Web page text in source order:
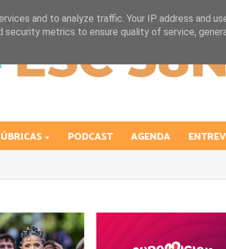
PODCAST AGENDA
and to analyze traffic. Your IP address and
security metrics to ensure quality of service,